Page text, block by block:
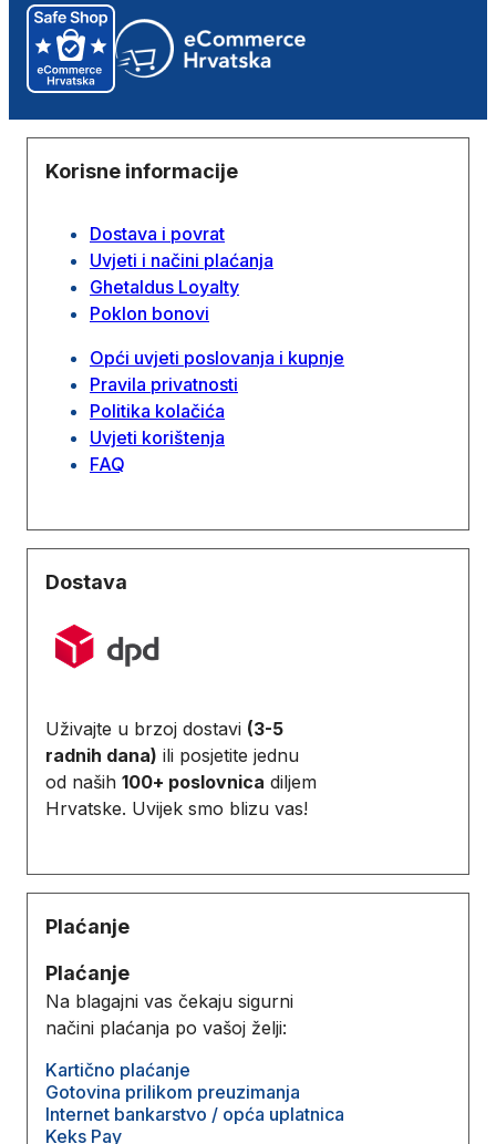
Korisne informacije
Dostava i povrat
Uvjeti i načini plaćanja
Ghetaldus Loyalty
Poklon bonovi
Opći uvjeti poslovanja i kupnje
Pravila privatnosti
Politika kolačića
Uvjeti korištenja
FAQ
Dostava
Uživajte u brzoj dostavi (3-5
radnih dana) ili posjetite jednu
od naših 100+ poslovnica diljem
Hrvatske. Uvijek smo blizu vas!
Plaćanje
Plaćanje
Na blagajni vas čekaju sigurni
načini plaćanja po vašoj želji:
Kartično plaćanje
Gotovina prilikom preuzimanja
Internet bankarstvo / opća uplatnica
Keks Pay